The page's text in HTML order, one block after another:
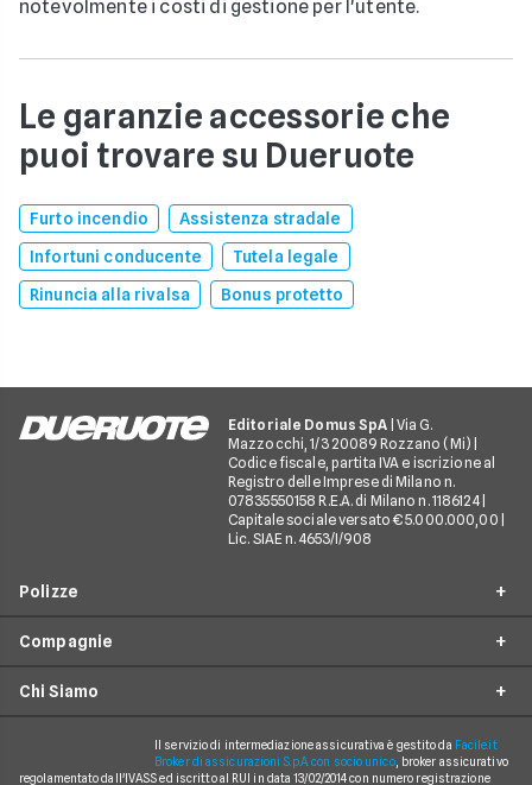
notevolmente i costi di gestione per l'utente.
Le garanzie accessorie che
puoi trovare su Dueruote
Furto incendio
Assistenza stradale
Infortuni conducente
Tutela legale
Rinuncia alla rivalsa
Bonus protetto
Editoriale Domus SpA | Via G.
Mazzocchi, 1/3 20089 Rozzano (Mi) |
Codice fiscale, partita IVA e iscrizione al
Registro delle Imprese di Milano n.
07835550158 R.E.A. di Milano n. 1186124 |
Capitale sociale versato € 5.000.000,00 |
Lic. SIAE n. 4653/I/908
Polizze
Furto incendio
Assistenza stradale
Tutela legale
Compagnie
Prima Assicurazioni
Genertel
Chi Siamo
Il servizio di intermediazione assicurativa è gestito da Facile.it
Broker di assicurazioni S.p.A. con socio unico, broker assicurativo
regolamentato dall'IVASS ed iscritto al RUI in data 13/02/2014 con numero registrazione